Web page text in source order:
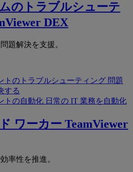
のトラブルシューテ
DEX
題解決を支援。
トのトラブルシューティング 問題
する
トの自動化 日常の IT 業務を自動化
ワーカー TeamViewer
率性を推進。